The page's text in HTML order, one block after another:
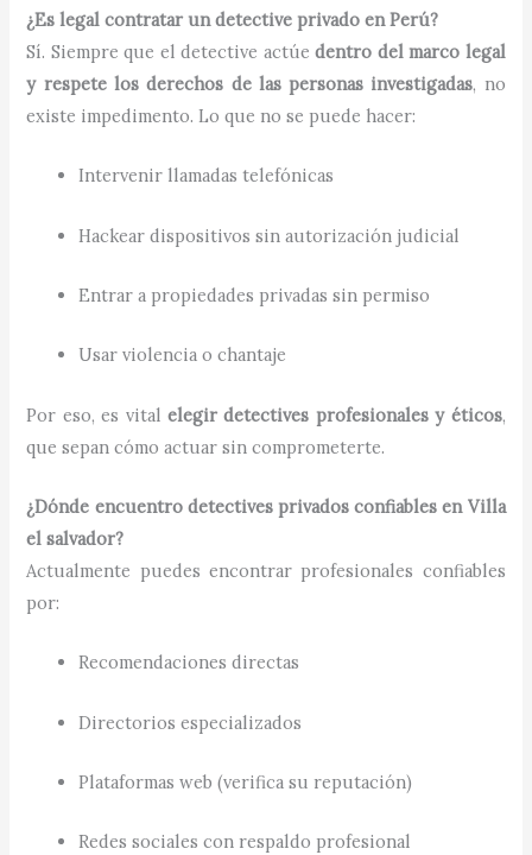
¿Es legal contratar un detective privado en Perú?
Sí. Siempre que el detective actúedentro del marco legal
y respete los derechos de las personas investigadas, no
existe impedimento. Lo que no se puede hacer:
Intervenir llamadas telefónicas
Hackear dispositivos sin autorización judicial
Entrar a propiedades privadas sin permiso
Usar violencia o chantaje
Por eso, es vital elegir detectives profesionales y éticos,
que sepan cómo actuar sin comprometerte.
¿Dónde encuentro detectives privados confiables en Villa
el salvador?
Actualmente puedes encontrar profesionales confiables
por:
Recomendaciones directas
Directorios especializados
Plataformas web (verifica su reputación)
Redes sociales con respaldo profesional